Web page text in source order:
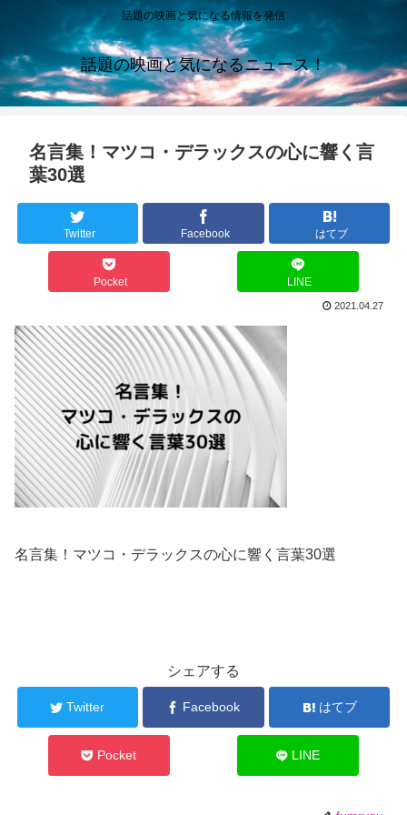
話題の映画と気になる情報を発信
話題の映画と気になるニュース！
名言集！マツコ・デラックスの心に響く言
葉30選
Twitter Facebook はてブ
Pocket LINE
2021.04.27
名言集！マツコ・デラックスの心に響く言葉30選
シェアする
Twitter Facebook はてブ
Pocket LINE